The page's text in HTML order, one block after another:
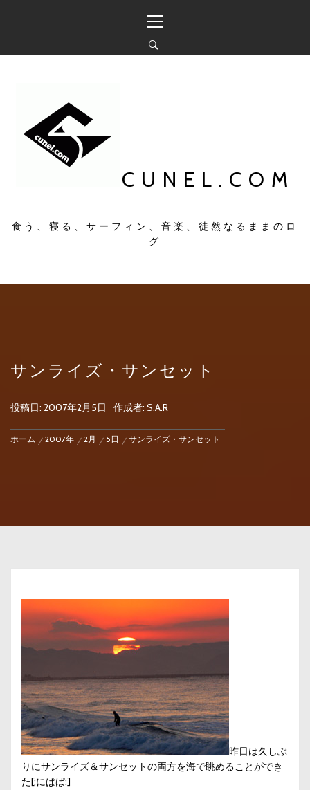
ン
イ
ン
メ
CUNEL.COM
食う、寝る、サーフィン、音楽、徒然なるままのロ
グ
サンライズ・サンセット
投稿日: 2007年2月5日 作成者: S.A.R
ホーム 2007年 2月 5日 サンライズ・サンセット
昨日は久しぶ
りにサンライズ＆サンセットの両方を海で眺めることができ
た[:にぱぱ:]